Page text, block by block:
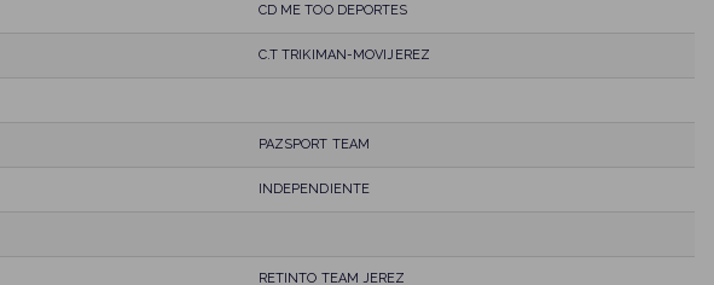
CD ME TOO DEPORTES
C.T TRIKIMAN-MOVIJEREZ
PAZSPORT TEAM
INDEPENDIENTE
RETINTO TEAM JEREZ